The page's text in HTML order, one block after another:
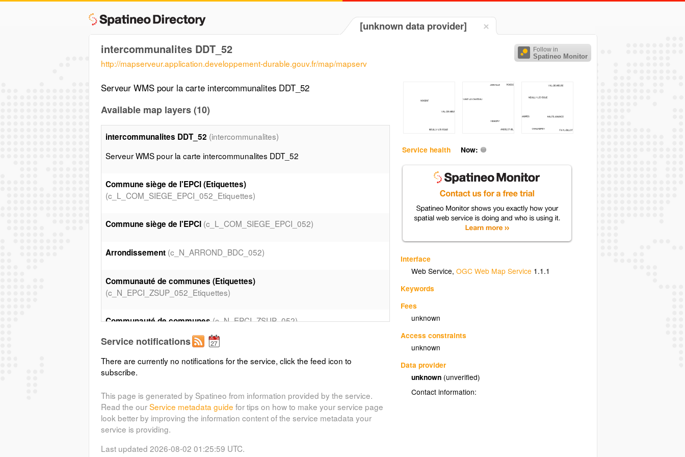
[unknown data provider]
Follow in
Spatineo Monitor
intercommunalites DDT_52
http://mapserveur.application.developpement-durable.gouv.fr/map/mapserv
Service health Now:
Interface
Web Service,OGC Web Map Service 1.1.1
Keywords
Fees
unknown
Access constraints
unknown
Data provider
unknown (unverified)
Contact information:
Serveur WMS pour la carte intercommunalites DDT_52
Available map layers (10)
intercommunalites DDT_52 (intercommunalites)
Serveur WMS pour la carte intercommunalites DDT_52
Commune siège de l'EPCI (Etiquettes)
(c_L_COM_SIEGE_EPCI_052_Etiquettes)
Commune siège de l'EPCI (c_L_COM_SIEGE_EPCI_052)
Arrondissement (c_N_ARROND_BDC_052)
Communauté de communes (Etiquettes)
(c_N_EPCI_ZSUP_052_Etiquettes)
Communauté de communes(c_N_EPCI_ZSUP_052)
Commune n'ayant adhéré à aucun EPCI (Etiquettes)
(c_L_COM_NON_ADHERENTES_052_Etiquettes)
(c_L_COM_NON_ADHERENTES_052)
COMMUNES (Etiquettes)
Service notifications
There are currently no notifications for the service, click the feed icon to
subscribe.
This page is generated by Spatineo from information provided by the service.
Read the ourService metadata guide for tips on how to make your service page
look better by improving the information content of the service metadata your
service is providing.
Last updated 2026-08-02 01:25:59 UTC.